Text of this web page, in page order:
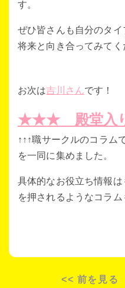
す。
ぜひ皆さんも自分のタ
将来と向き合ってみてく
お次は吉川さんです！
★★★ 殿堂入
↑↑↑職サークルのコラム
を一同に集めました。
具体的なお役立ち情報
を押されるようなコラム
<< 前を見る